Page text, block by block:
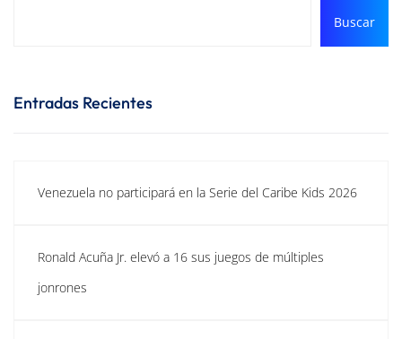
Buscar
Entradas Recientes
Venezuela no participará en la Serie del Caribe Kids 2026
Ronald Acuña Jr. elevó a 16 sus juegos de múltiples
jonrones